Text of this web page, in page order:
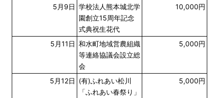
5月9日 学校法人熊本城北学
園創立15周年記念
式典祝生花代
10,000円
5月11日 和水町地域営農組織
等連絡協議会設立総
会
5,000円
5月12日 (有)ふれあい松川
「ふれあい春祭り」
5,000円